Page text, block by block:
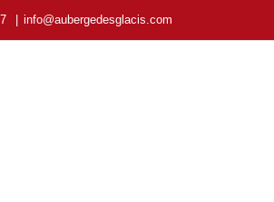
info@aubergedesglacis.com